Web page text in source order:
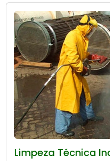
Limpeza Técnica